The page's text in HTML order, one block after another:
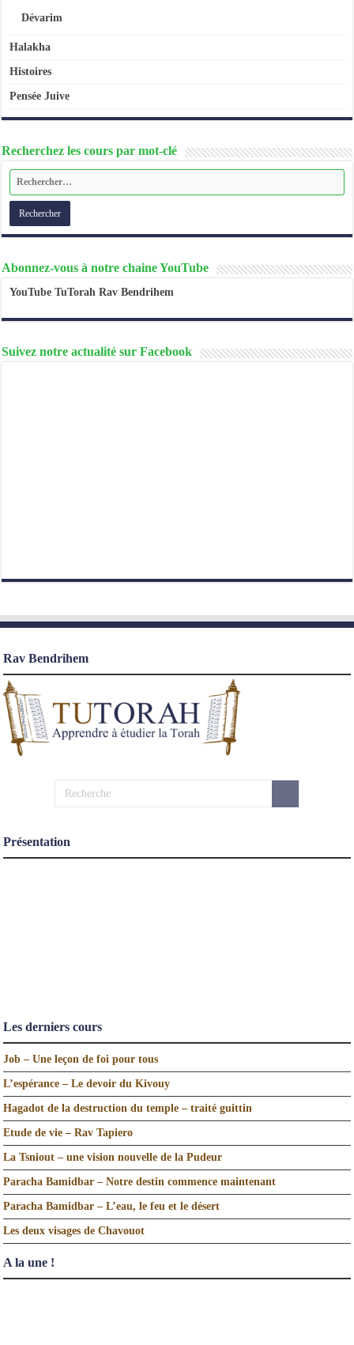
Dévarim
Halakha
Histoires
Pensée Juive
Recherchez les cours par mot-clé
Abonnez-vous à notre chaine YouTube
YouTube TuTorah Rav Bendrihem
Suivez notre actualité sur Facebook
Rav Bendrihem
Présentation
Les derniers cours
Job – Une leçon de foi pour tous
L’espérance – Le devoir du Kivouy
Hagadot de la destruction du temple – traité guittin
Etude de vie – Rav Tapiero
La Tsniout – une vision nouvelle de la Pudeur
Paracha Bamidbar – Notre destin commence maintenant
Paracha Bamidbar – L’eau, le feu et le désert
Les deux visages de Chavouot
A la une !